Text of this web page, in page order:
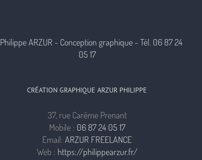
CRÉATION GRAPHIQUE ARZUR PHILIPPE
37, rue Carême Prenant
Mobile : 06 87 24 05 17
Email: ARZUR FREELANCE
Web : https://philippearzur.fr/